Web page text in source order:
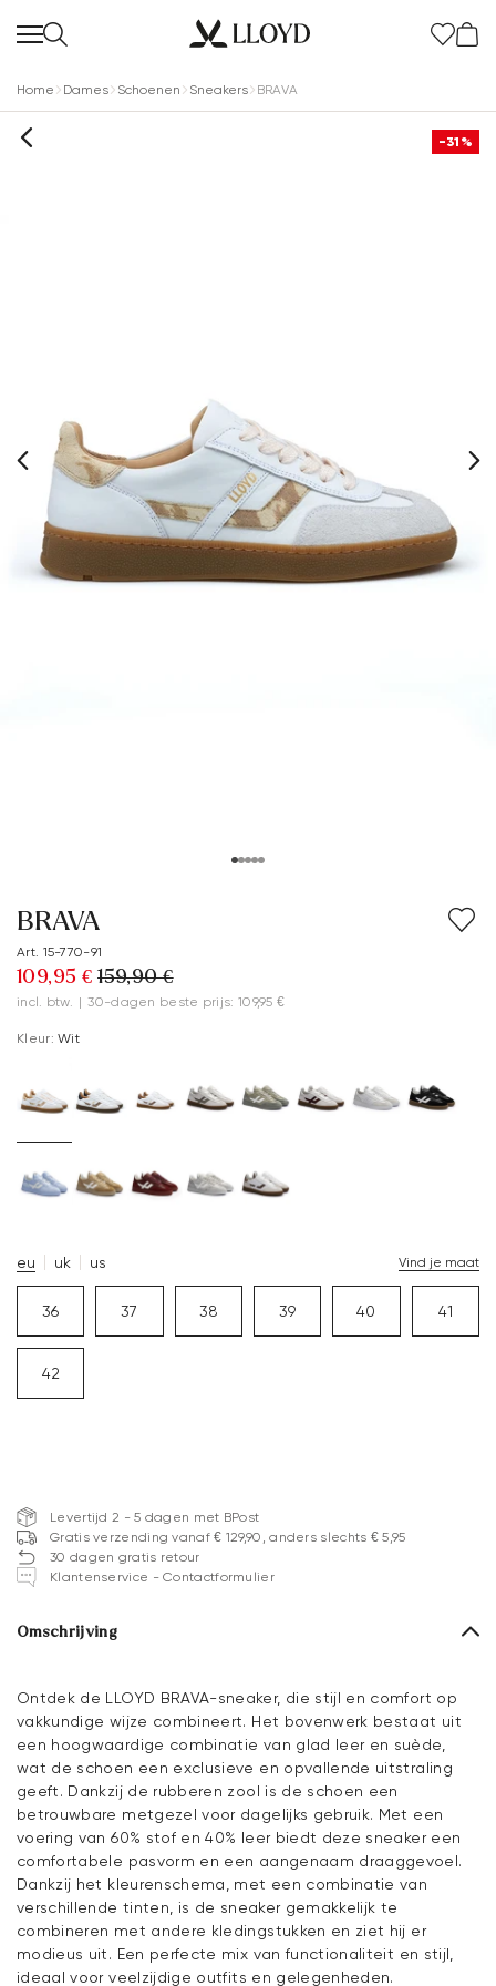
Home Dames Schoenen Sneakers BRAVA
-31%
BRAVA
Art. 15-770-91
109,95 € 159,90 €
incl. btw. | 30-dagen beste prijs: 109,95 €
Kleur: Wit
eu uk us Vind je maat
36 37 38 39 40 41
42
Levertijd 2 - 5 dagen met BPost
Gratis verzending vanaf € 129,90, anders slechts € 5,95
30 dagen gratis retour
Klantenservice - Contactformulier
Omschrijving
Ontdek de LLOYD BRAVA-sneaker, die stijl en comfort op
vakkundige wijze combineert. Het bovenwerk bestaat uit
een hoogwaardige combinatie van glad leer en suède,
wat de schoen een exclusieve en opvallende uitstraling
geeft. Dankzij de rubberen zool is de schoen een
betrouwbare metgezel voor dagelijks gebruik. Met een
voering van 60% stof en 40% leer biedt deze sneaker een
comfortabele pasvorm en een aangenaam draaggevoel.
Dankzij het kleurenschema, met een combinatie van
verschillende tinten, is de sneaker gemakkelijk te
combineren met andere kledingstukken en ziet hij er
modieus uit. Een perfecte mix van functionaliteit en stijl,
ideaal voor veelzijdige outfits en gelegenheden.